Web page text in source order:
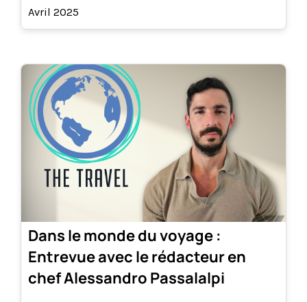
Avril 2025
Dans le monde du voyage :
Entrevue avec le rédacteur en
chef Alessandro Passalalpi